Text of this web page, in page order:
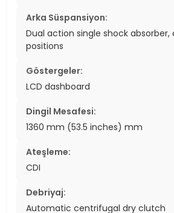
Arka Süspansiyon:
Dual action single shock absorber,
positions
Göstergeler:
LCD dashboard
Dingil Mesafesi:
1360 mm (53.5 inches) mm
Ateşleme:
CDI
Debriyaj:
Automatic centrifugal dry clutch